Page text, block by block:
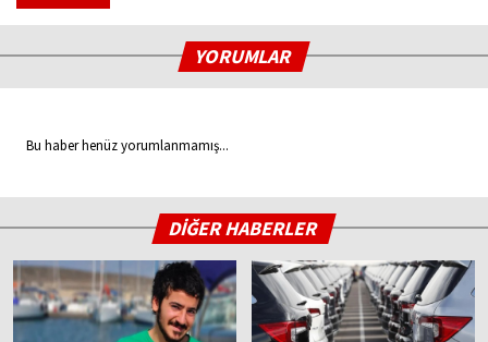
YORUMLAR
Bu haber henüz yorumlanmamış...
DİĞER HABERLER